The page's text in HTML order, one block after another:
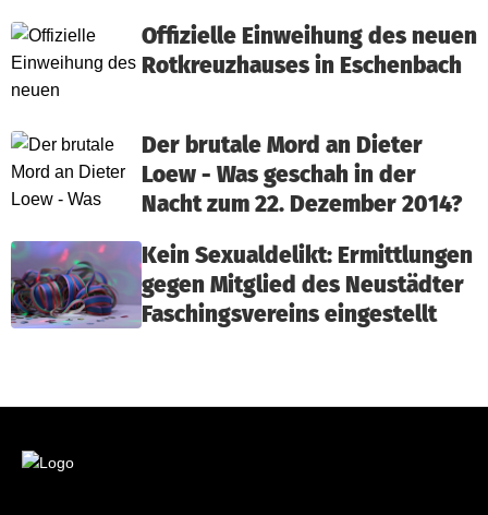
Offizielle Einweihung des neuen
Rotkreuzhauses in Eschenbach
Der brutale Mord an Dieter
Loew - Was geschah in der
Nacht zum 22. Dezember 2014?
Kein Sexualdelikt: Ermittlungen
gegen Mitglied des Neustädter
Faschingsvereins eingestellt